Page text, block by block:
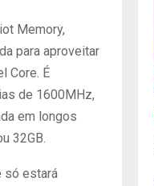
Memory,
para aproveitar
Core. É
de 1600MHz,
em longos
32GB.
só estará